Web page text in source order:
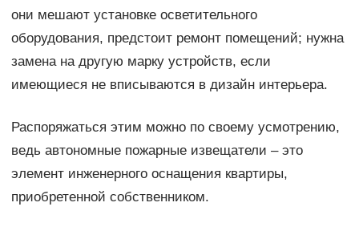
они мешают установке осветительного
оборудования, предстоит ремонт помещений; нужна
замена на другую марку устройств, если
имеющиеся не вписываются в дизайн интерьера.
Распоряжаться этим можно по своему усмотрению,
ведь автономные пожарные извещатели – это
элемент инженерного оснащения квартиры,
приобретенной собственником.